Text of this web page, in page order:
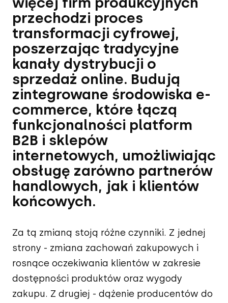
przechodzi proces
transformacji cyfrowej,
poszerzając tradycyjne
kanały dystrybucji o
sprzedaż online. Budują
zintegrowane środowiska e-
commerce, które łączą
funkcjonalności platform
B2B i sklepów
internetowych, umożliwiając
obsługę zarówno partnerów
handlowych, jak i klientów
końcowych.
Za tą zmianą stoją różne czynniki. Z jednej
strony - zmiana zachowań zakupowych i
rosnące oczekiwania klientów w zakresie
dostępności produktów oraz wygody
zakupu. Z drugiej - dążenie producentów do